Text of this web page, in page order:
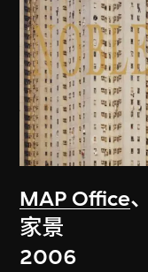
MAP Office、
家景
2006